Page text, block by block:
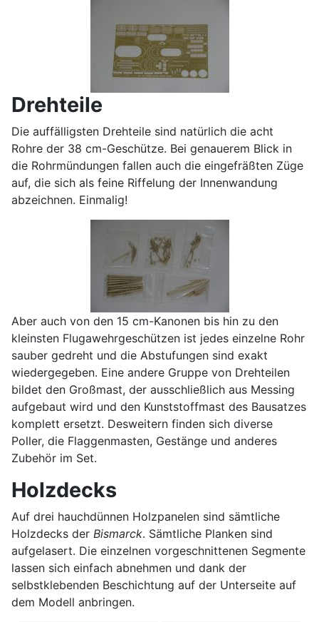
Drehteile
Die auffälligsten Drehteile sind natürlich die acht
Rohre der 38 cm-Geschütze. Bei genauerem Blick in
die Rohrmündungen fallen auch die eingefräßten Züge
auf, die sich als feine Riffelung der Innenwandung
abzeichnen. Einmalig!
Aber auch von den 15 cm-Kanonen bis hin zu den
kleinsten Flugawehrgeschützen ist jedes einzelne Rohr
sauber gedreht und die Abstufungen sind exakt
wiedergegeben. Eine andere Gruppe von Drehteilen
bildet den Großmast, der ausschließlich aus Messing
aufgebaut wird und den Kunststoffmast des Bausatzes
komplett ersetzt. Desweitern finden sich diverse
Poller, die Flaggenmasten, Gestänge und anderes
Zubehör im Set.
Holzdecks
Auf drei hauchdünnen Holzpanelen sind sämtliche
Holzdecks der Bismarck. Sämtliche Planken sind
aufgelasert. Die einzelnen vorgeschnittenen Segmente
lassen sich einfach abnehmen und dank der
selbstklebenden Beschichtung auf der Unterseite auf
dem Modell anbringen.